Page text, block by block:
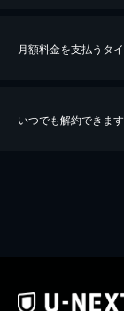
※40％ポイント還元の対
月額料金を支払うタ
いつでも解約できま